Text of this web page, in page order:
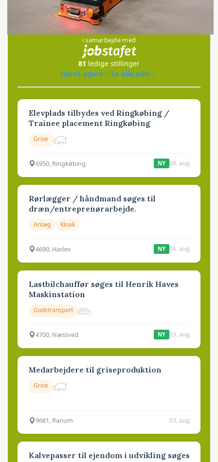
Jobs
i samarbejde med
81 ledige stillinger
Opret agent
Se alle jobs
Elevplads tilbydes ved Ringkøbing /
Trainee placement Ringkøbing
Grise
6950, Ringkøbing NY 06. aug.
Rørlægger / håndmand søges til
dræn/entreprenørarbejde.
Anlæg Kloak
4690, Haslev NY 06. aug.
Lastbilchauffør søges til Henrik Haves
Maskinstation
Godstransport
4700, Næstved NY 03. aug.
Medarbejdere til griseproduktion
Grise
9681, Ranum 03. aug.
Kalvepasser til ejendom i udvikling søges